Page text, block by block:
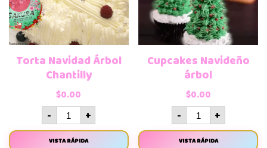
Torta Navidad Árbol
Chantilly
$0.00
- +
VISTA RÁPIDA
Cupcakes Navideño
árbol
$0.00
- +
VISTA RÁPIDA